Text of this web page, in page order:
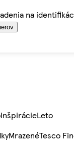
na
InšpirácieLeto
MrazenéTesco